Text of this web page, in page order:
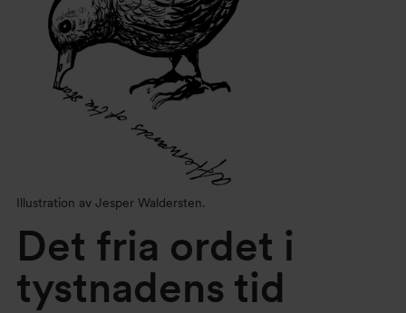
Illustration av Jesper Waldersten.
Det fria ordet i
tystnadens tid